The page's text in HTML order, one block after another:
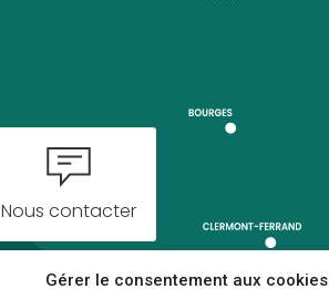
Gérer le consentement aux cookies
Nous contacter